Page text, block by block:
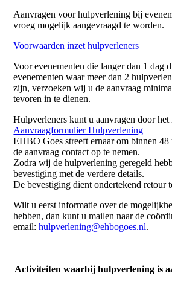
Aanvragen voor hulpverlening bij
vroeg mogelijk aangevraagd te worden.
Voorwaarden inzet hulpverleners
Voor evenementen die langer dan 1 dag
evenementen waar meer dan 2
zijn, verzoeken wij u de aanvraag
tevoren in te dienen.
Hulpverleners kunt u aanvragen door
Aanvraagformulier Hulpverlening
EHBO Goes streeft ernaar om binnen 48
de aanvraag contact op te nemen.
Zodra wij de hulpverlening geregeld
bevestiging met de verdere details.
De bevestiging dient ondertekend retour
Wilt u eerst informatie over de
hebben, dan kunt u mailen naar de
email:hulpverlening@ehbogoes.nl.
Activiteiten waarbij hulpverlening is